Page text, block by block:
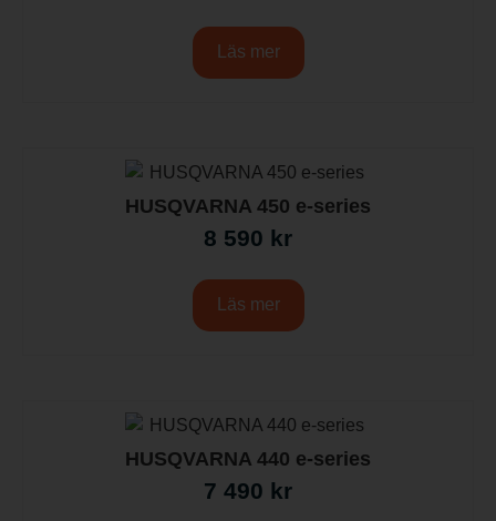
Läs mer
HUSQVARNA 450 e-series
8 590 kr
Läs mer
HUSQVARNA 440 e-series
7 490 kr